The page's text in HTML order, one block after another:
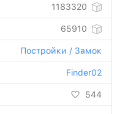
1183320
65910
Постройки / Замок
Finder02
544